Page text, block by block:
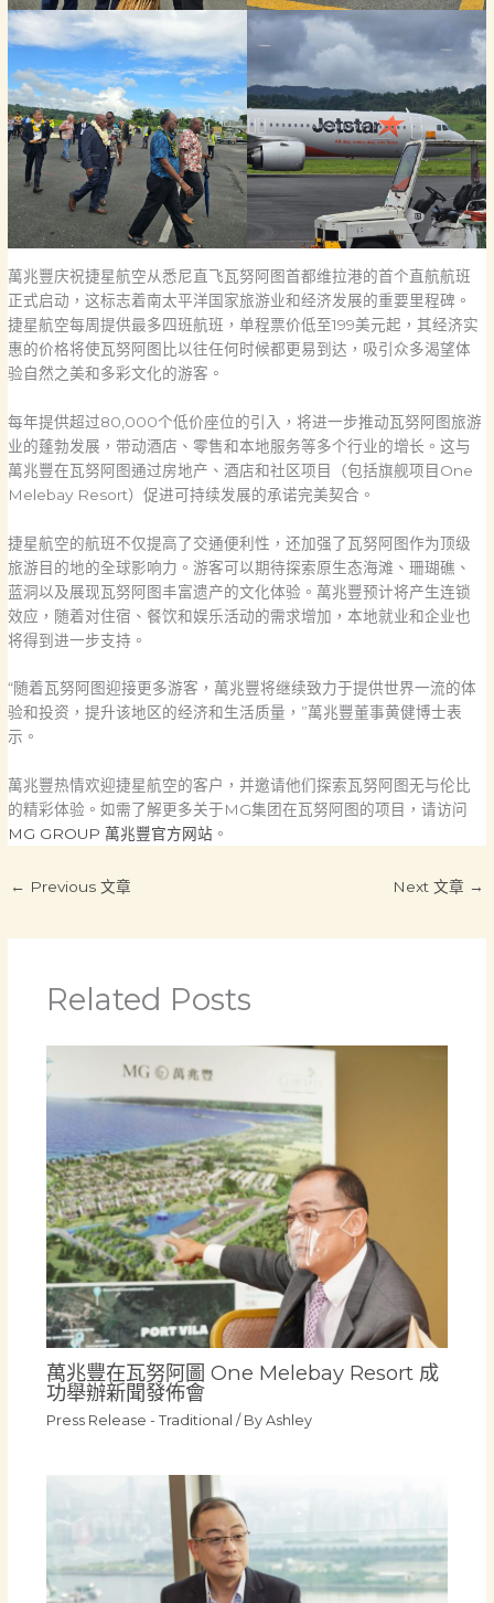
萬兆豐庆祝捷星航空从悉尼直飞瓦努阿图首都维拉港的首个直航航班
正式启动，这标志着南太平洋国家旅游业和经济发展的重要里程碑。
捷星航空每周提供最多四班航班，单程票价低至199美元起，其经济实
惠的价格将使瓦努阿图比以往任何时候都更易到达，吸引众多渴望体
验自然之美和多彩文化的游客。
每年提供超过80,000个低价座位的引入，将进一步推动瓦努阿图旅游
业的蓬勃发展，带动酒店、零售和本地服务等多个行业的增长。这与
萬兆豐在瓦努阿图通过房地产、酒店和社区项目（包括旗舰项目One
Melebay Resort）促进可持续发展的承诺完美契合。
捷星航空的航班不仅提高了交通便利性，还加强了瓦努阿图作为顶级
旅游目的地的全球影响力。游客可以期待探索原生态海滩、珊瑚礁、
蓝洞以及展现瓦努阿图丰富遗产的文化体验。萬兆豐预计将产生连锁
效应，随着对住宿、餐饮和娱乐活动的需求增加，本地就业和企业也
将得到进一步支持。
“随着瓦努阿图迎接更多游客，萬兆豐将继续致力于提供世界一流的体
验和投资，提升该地区的经济和生活质量，”萬兆豐董事黄健博士表
示。
萬兆豐热情欢迎捷星航空的客户，并邀请他们探索瓦努阿图无与伦比
的精彩体验。如需了解更多关于MG集团在瓦努阿图的项目，请访问
MG GROUP 萬兆豐官方网站 。
← Previous 文章 Next 文章 →
Related Posts
萬兆豐在瓦努阿圖 One Melebay Resort 成
功舉辦新聞發佈會
Press Release - Traditional / By Ashley